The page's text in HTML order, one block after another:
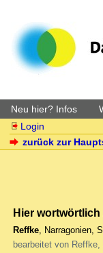
Neu hier? Infos
Login
zurück zur
Hier
Reffke, Narragonien,
bearbeitet von